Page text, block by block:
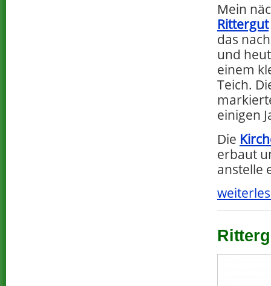
Mein
Rittergut
das
und
einem
Teich.
einigen
Die
erbaut
anstelle